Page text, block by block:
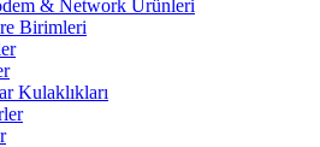
& Network Ürünleri
Birimleri
Kulaklıkları